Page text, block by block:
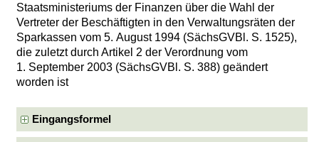
Staatsministeriums der Finanzen über die Wahl der
Vertreter der Beschäftigten in den Verwaltungsräten der
Sparkassen vom 5. August 1994 (SächsGVBl. S. 1525),
die zuletzt durch Artikel 2 der Verordnung vom
1. September 2003 (SächsGVBl. S. 388) geändert
worden ist
Eingangsformel